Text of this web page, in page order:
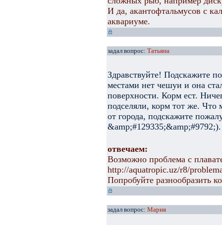
И да, акантофтальмусов с
аквариуме.
задал вопрос: Татьяна
Здравствуйте! Подскажите
местами нет чешуи и она
поверхности. Корм ест.
подселяли, корм тот же.
от города, подскажите
&amp;#129335;&amp;#9792;).
отвечаем:
Возможно проблема с
http://aquatropic.uz/r8/
Попробуйте разнообразить
задал вопрос: Мария